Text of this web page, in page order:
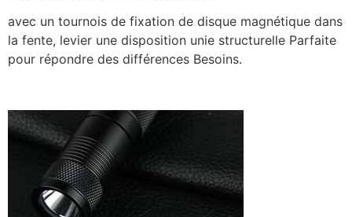
avec un tournois de fixation de disque magnétique dans
la fente, levier une disposition unie structurelle Parfaite
pour répondre des différences Besoins.